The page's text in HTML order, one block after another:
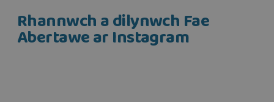
Rhannwch a dilynwch Fae
Abertawe ar Instagram